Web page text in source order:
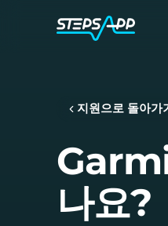
지원으로 돌아가
나요?